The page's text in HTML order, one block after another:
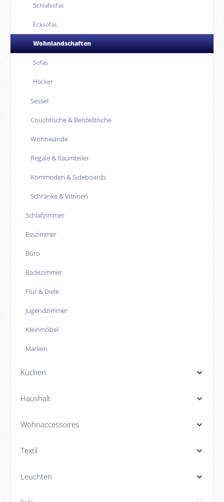
Schlafsofas
Ecksofas
Wohnlandschaften
Sofas
Hocker
Sessel
Couchtische & Beistelltische
Wohnwände
Regale & Raumteiler
Kommoden & Sideboards
Schränke & Vitrinen
Schlafzimmer
Esszimmer
Büro
Badezimmer
Flur & Diele
Jugendzimmer
Kleinmöbel
Marken
Küchen
Haushalt
Wohnaccessoires
Textil
Leuchten